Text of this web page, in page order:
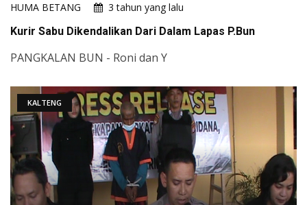
HUMA BETANG
3 tahun yang lalu
Kurir Sabu Dikendalikan Dari Dalam Lapas P.Bun
PANGKALAN BUN - Roni dan Y
KALTENG